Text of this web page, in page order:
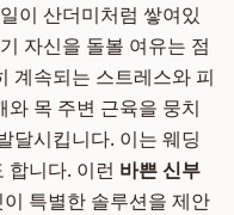
이 산더미처럼 쌓여있
자신을 돌볼 여유는 점
계속되는 스트레스와 피
목 주변 근육을 뭉치
달시킵니다. 이는 웨딩
합니다. 이런 바쁜 신부
특별한 솔루션을 제안